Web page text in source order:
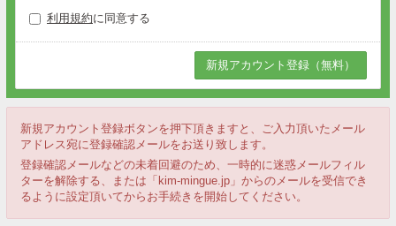
利用規約に同意する
新規アカウント登録ボタンを押下頂きますと、ご入力頂いたメール
アドレス宛に登録確認メールをお送り致します。
登録確認メールなどの未着回避のため、一時的に迷惑メールフィル
ターを解除する、または「kim-mingue.jp」からのメールを受信でき
るように設定頂いてからお手続きを開始してください。